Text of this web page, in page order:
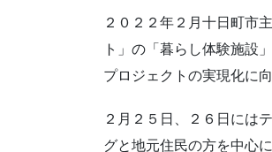
２０２２年２月十日町市
ト」の「暮らし体験施設
プロジェクトの実現化に
２月２５日、２６日には
グと地元住民の方を中心